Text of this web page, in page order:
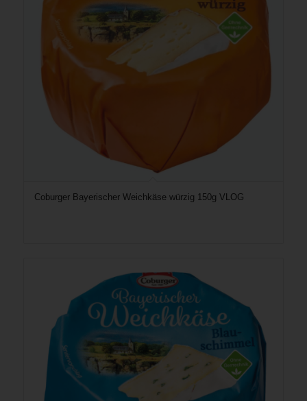
Coburger Bayerischer Weichkäse würzig 150g VLOG